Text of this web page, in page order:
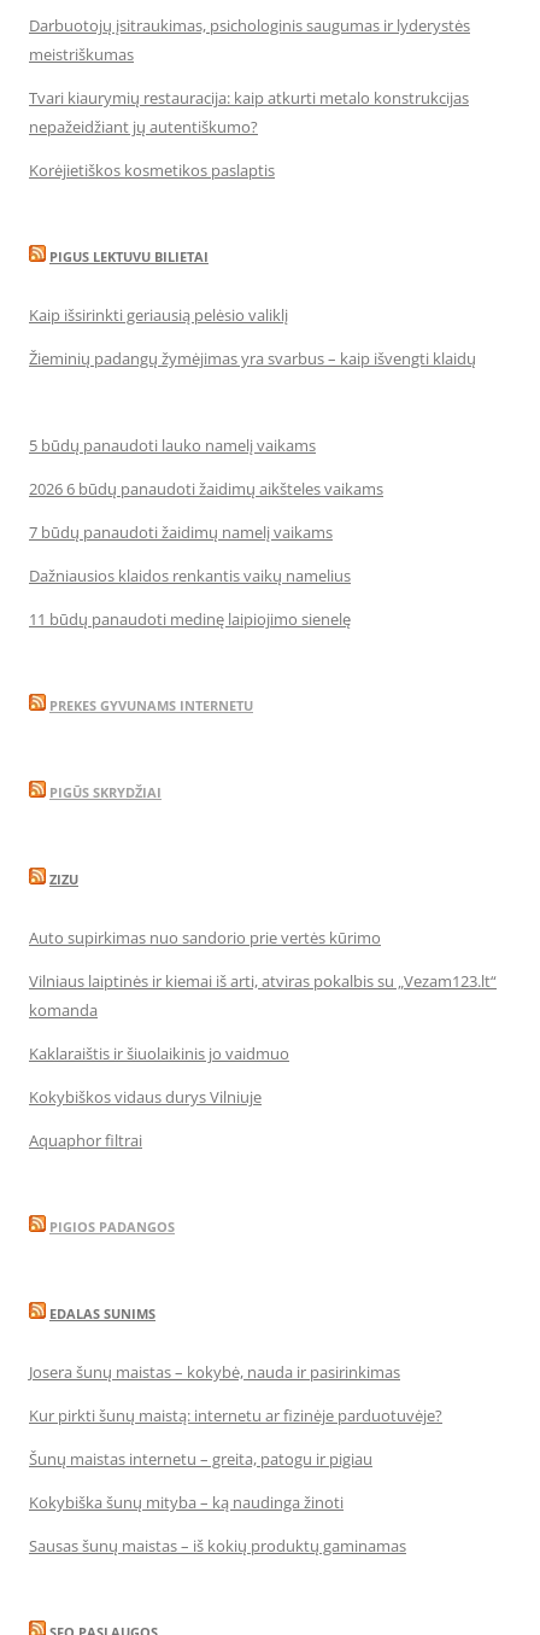
Darbuotojų įsitraukimas, psichologinis saugumas ir lyderystės
meistriškumas
Tvari kiaurymių restauracija: kaip atkurti metalo konstrukcijas
nepažeidžiant jų autentiškumo?
Korėjietiškos kosmetikos paslaptis
PIGUS LEKTUVU BILIETAI
Kaip išsirinkti geriausią pelėsio valiklį
Žieminių padangų žymėjimas yra svarbus – kaip išvengti klaidų
5 būdų panaudoti lauko namelį vaikams
2026 6 būdų panaudoti žaidimų aikšteles vaikams
7 būdų panaudoti žaidimų namelį vaikams
Dažniausios klaidos renkantis vaikų namelius
11 būdų panaudoti medinę laipiojimo sienelę
PREKES GYVUNAMS INTERNETU
PIGŪS SKRYDŽIAI
ZIZU
Auto supirkimas nuo sandorio prie vertės kūrimo
Vilniaus laiptinės ir kiemai iš arti, atviras pokalbis su „Vezam123.lt“
komanda
Kaklaraištis ir šiuolaikinis jo vaidmuo
Kokybiškos vidaus durys Vilniuje
Aquaphor filtrai
PIGIOS PADANGOS
EDALAS SUNIMS
Josera šunų maistas – kokybė, nauda ir pasirinkimas
Kur pirkti šunų maistą: internetu ar fizinėje parduotuvėje?
Šunų maistas internetu – greita, patogu ir pigiau
Kokybiška šunų mityba – ką naudinga žinoti
Sausas šunų maistas – iš kokių produktų gaminamas